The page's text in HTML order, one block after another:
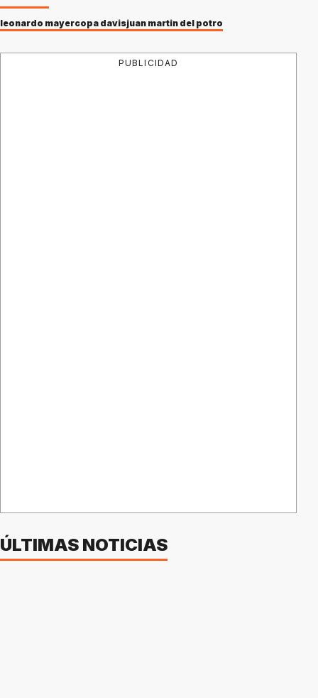
leonardo mayercopa davisjuan martin del potro
PUBLICIDAD
ÚLTIMAS NOTICIAS